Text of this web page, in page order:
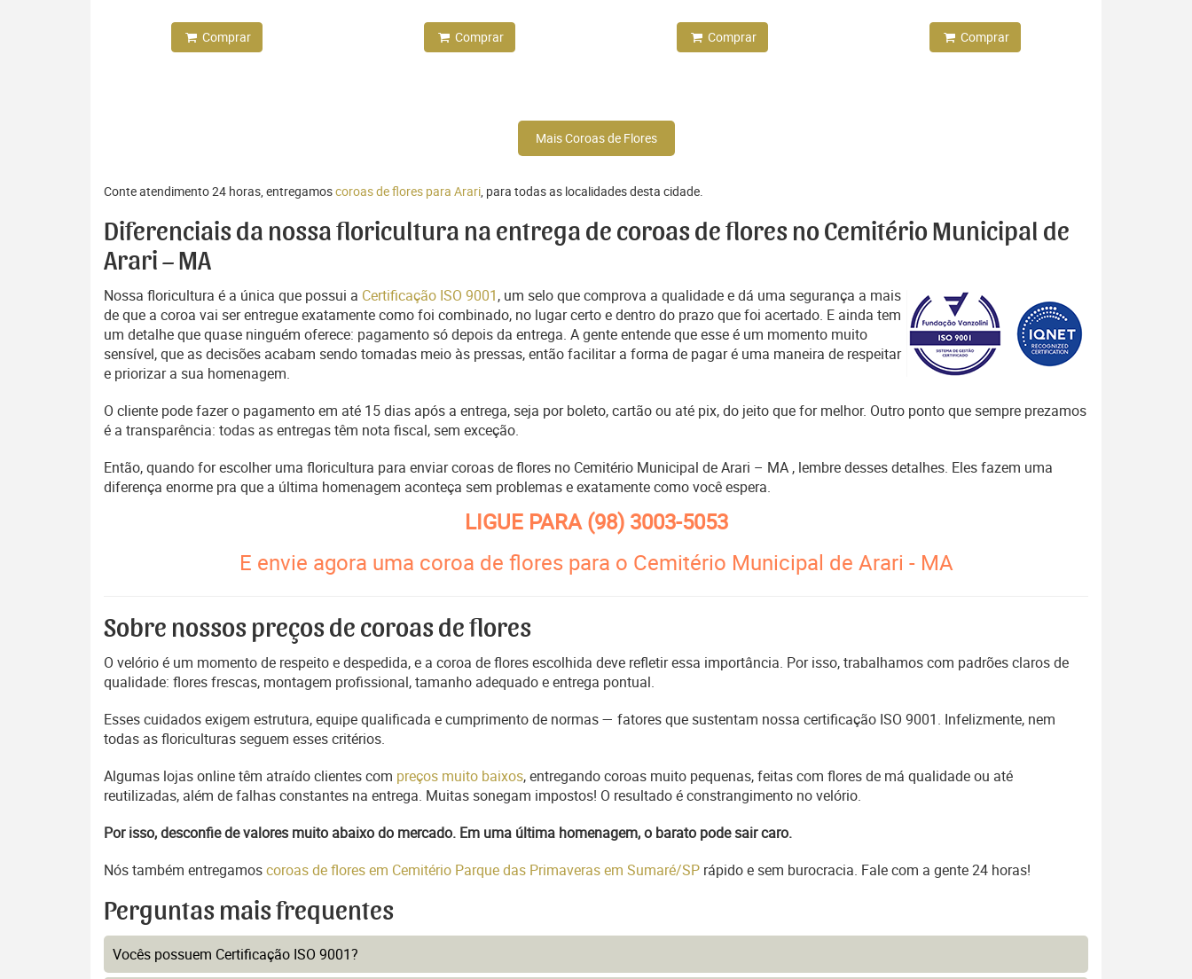
Comprar Comprar Comprar Comprar
Mais Coroas de Flores
Conte atendimento 24 horas, entregamoscoroas de flores para Arari, para todas as localidades desta cidade.
Diferenciais da nossa floricultura na entrega de coroas de flores no Cemitério Municipal de
Arari – MA
Nossa floricultura é a única que possui a Certificação ISO 9001, um selo que comprova a qualidade e dá uma segurança a mais
de que a coroa vai ser entregue exatamente como foi combinado, no lugar certo e dentro do prazo que foi acertado. E ainda tem
um detalhe que quase ninguém oferece: pagamento só depois da entrega. A gente entende que esse é um momento muito
sensível, que as decisões acabam sendo tomadas meio às pressas, então facilitar a forma de pagar é uma maneira de respeitar
e priorizar a sua homenagem.
O cliente pode fazer o pagamento em até 15 dias após a entrega, seja por boleto, cartão ou até pix, do jeito que for melhor. Outro ponto que sempre prezamos
é a transparência: todas as entregas têm nota fiscal, sem exceção.
Então, quando for escolher uma floricultura para enviar coroas de flores no Cemitério Municipal de Arari – MA , lembre desses detalhes. Eles fazem uma
diferença enorme pra que a última homenagem aconteça sem problemas e exatamente como você espera.
LIGUE PARA(98) 3003-5053
E envie agora uma coroa de flores para o Cemitério Municipal de Arari - MA
Sobre nossos preços de coroas de flores
O velório é um momento de respeito e despedida, e a coroa de flores escolhida deve refletir essa importância. Por isso, trabalhamos com padrões claros de
qualidade: flores frescas, montagem profissional, tamanho adequado e entrega pontual.
Esses cuidados exigem estrutura, equipe qualificada e cumprimento de normas — fatores que sustentam nossa certificação ISO 9001. Infelizmente, nem
todas as floriculturas seguem esses critérios.
Algumas lojas online têm atraído clientes com preços muito baixos, entregando coroas muito pequenas, feitas com flores de má qualidade ou até
reutilizadas, além de falhas constantes na entrega. Muitas sonegam impostos! O resultado é constrangimento no velório.
Por isso, desconfie de valores muito abaixo do mercado. Em uma última homenagem, o barato pode sair caro.
Nós também entregamoscoroas de flores em Cemitério Parque das Primaveras em Sumaré/SP rápido e sem burocracia. Fale com a gente 24 horas!
Perguntas mais frequentes
Vocês possuem Certificação ISO 9001?